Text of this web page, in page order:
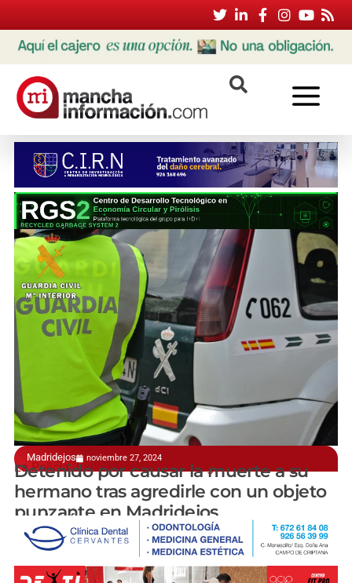
Madridejos noviembre 27, 2024
La Policía Judicial se ha hecho cargo de la investigación
Detenido por causar la muerte a su
hermano tras agredirle con un objeto
punzante en Madridejos
manchainformacion.com